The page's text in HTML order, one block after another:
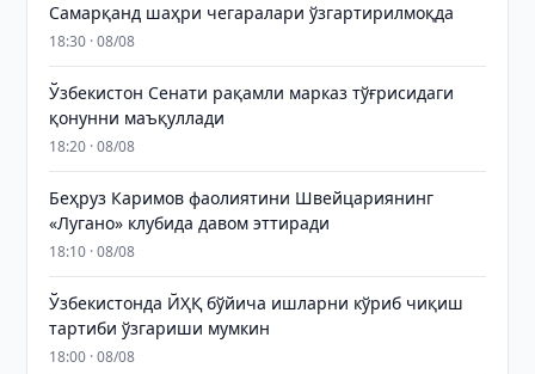
Самарқанд шаҳри чегаралари ўзгартирилмоқда
18:30 · 08/08
Ўзбекистон Сенати рақамли марказ тўғрисидаги
қонунни маъқуллади
18:20 · 08/08
Беҳруз Каримов фаолиятини Швейцариянинг
«Лугано» клубида давом эттиради
18:10 · 08/08
Ўзбекистонда ЙҲҚ бўйича ишларни кўриб чиқиш
тартиби ўзгариши мумкин
18:00 · 08/08